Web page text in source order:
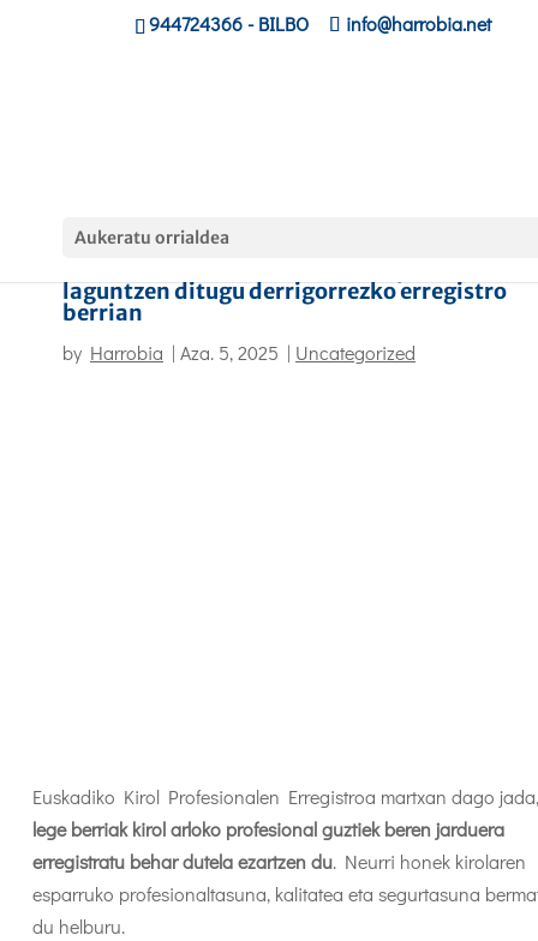
944724366- BILBO info@harrobia.net
Aukeratu orrialdea
laguntzen ditugu derrigorrezko erregistro
berrian
by Harrobia | Aza. 5, 2025 | Uncategorized
Euskadiko Kirol Profesionalen Erregistroa martxan dago
lege berriak kirol arloko profesional guztiek beren jarduera
erregistratu behar dutela ezartzen du. Neurri honek kirolaren
esparruko profesionaltasuna, kalitatea eta segurtasuna
du helburu.